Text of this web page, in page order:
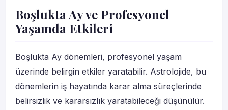
Boşlukta Ay ve Profesyonel
Yaşamda Etkileri
Boşlukta Ay dönemleri, profesyonel yaşam
üzerinde belirgin etkiler yaratabilir. Astrolojide, bu
dönemlerin iş hayatında karar alma süreçlerinde
belirsizlik ve kararsızlık yaratabileceği düşünülür.